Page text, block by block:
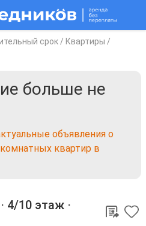
срок / Квартиры /
больше не
объявления о
квартир в
⋅ 4/10 этаж ⋅